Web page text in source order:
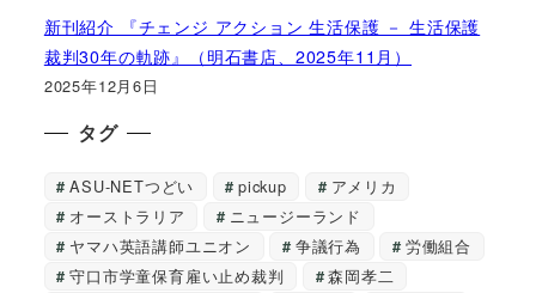
新刊紹介 『チェンジ アクション 生活保護 － 生活保護
裁判30年の軌跡』（明石書店、2025年11月）
2025年12月6日
タグ
ASU-NETつどい pickup
アメリカ
オーストラリア
ニュージーランド
ヤマハ英語講師ユニオン
争議行為
労働組合
守口市学童保育雇い止め裁判
森岡孝二